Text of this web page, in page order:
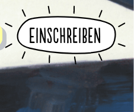
Einschreiben